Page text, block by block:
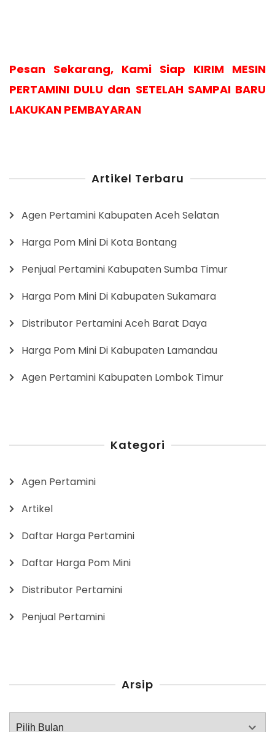
Pesan Sekarang, Kami Siap KIRIM MESIN
PERTAMINI DULU dan SETELAH SAMPAI BARU
LAKUKAN PEMBAYARAN
Artikel Terbaru
Agen Pertamini Kabupaten Aceh Selatan
Harga Pom Mini Di Kota Bontang
Penjual Pertamini Kabupaten Sumba Timur
Harga Pom Mini Di Kabupaten Sukamara
Distributor Pertamini Aceh Barat Daya
Harga Pom Mini Di Kabupaten Lamandau
Agen Pertamini Kabupaten Lombok Timur
Kategori
Agen Pertamini
Artikel
Daftar Harga Pertamini
Daftar Harga Pom Mini
Distributor Pertamini
Penjual Pertamini
Arsip
Arsip